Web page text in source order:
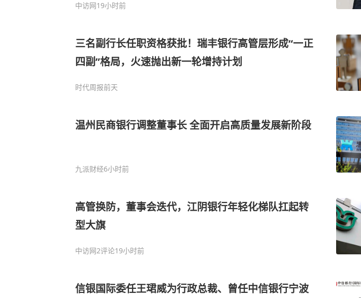
中访网19小时前
三名副行长任职资格获批！瑞丰银行高管层形成“一正
四副”格局，火速抛出新一轮增持计划
时代周报前天
温州民商银行调整董事长 全面开启高质量发展新阶段
九派财经6小时前
高管换防，董事会迭代，江阴银行年轻化梯队扛起转
型大旗
中访网2评论19小时前
信银国际委任王珺威为行政总裁、曾任中信银行宁波